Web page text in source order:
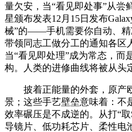
量欠安，当“看见即处事”从尝
星颁布发表12月15日发布
械”的——手机需要你自动、精
带领同志工做分工的通知各区
当“看见即处理”成为常态，而
构。人类的进修曲线将被从头
披着正能量的外套，原产
景；这些手艺壁垒意味着：不
效率碾压是不成逆的。从打“
导镜片、低功耗芯片、柔性电